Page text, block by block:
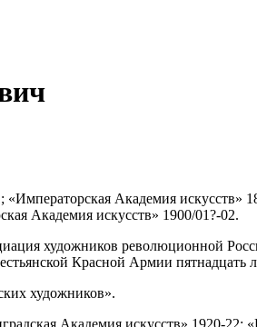
Академия искусств»
Академия искусств» 1900/01?-02.
художников революционной
Красной Армии пятнадцать
художников».
Академия искусств» 1920-